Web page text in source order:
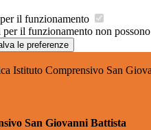
il funzionamento
per il funzionamento non
le preferenze
Istituto Comprensivo San
San Giovanni Battista